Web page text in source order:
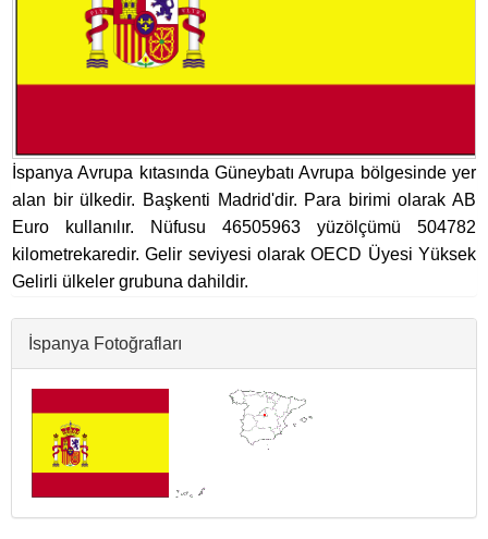
İspanya Avrupa kıtasında Güneybatı Avrupa bölgesinde yer
alan bir ülkedir. Başkenti Madrid'dir. Para birimi olarak AB
Euro kullanılır. Nüfusu 46505963 yüzölçümü 504782
kilometrekaredir. Gelir seviyesi olarak OECD Üyesi Yüksek
Gelirli ülkeler grubuna dahildir.
İspanya Fotoğrafları